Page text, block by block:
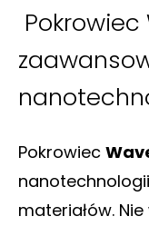
Pokrowiec
materiałów.